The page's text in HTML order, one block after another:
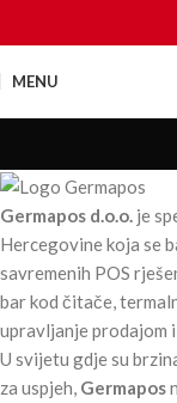
MENU
Germapos d.o.o. je
Hercegovine koja se
savremenih POS
bar kod čitače,
upravljanje prodajom
U svijetu gdje su
za uspjeh, Germapos